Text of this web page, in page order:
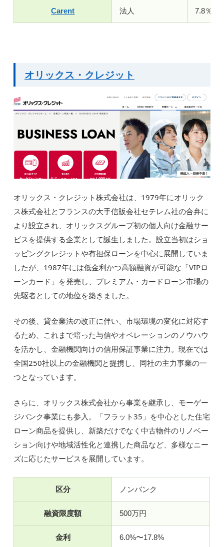
Carent 法人 7.8％～
オリックス・クレジット
オリックス・クレジット株式会社は、1979年にオリック
ス株式会社とフランスの大手信販会社セテレム社の合弁に
より設立され、オリックスグループ初の個人向け金融サー
ビスを提供する企業として誕生しました。設立当初はショ
ッピングクレジットや有担保ローンを中心に展開していま
したが、1987年には低金利かつ高額融資が可能な「VIPロ
ーンカード」を発売し、プレミアム・カードローン市場の
先駆者としての地位を築きました。
その後、貸金業法の改正に伴い、市場環境の変化に対応す
るため、これまで培った与信やオペレーションのノウハウ
を活かし、金融機関向けの信用保証事業に注力。現在では
全国250社以上の金融機関と提携し、同社の主力事業の一
つとなっています。
さらに、オリックス株式会社から事業を継承し、モーゲー
ジバンク事業にも参入。「フラット35」を中心とした住宅
ローン商品を提供し、新築だけでなく中古物件のリノベー
ション向けや地域活性化と連携した商品など、多様なニー
ズに応じたサービスを展開しています。
区分 ノンバンク
融資限度額 500万円
金利 6.0%〜17.8%